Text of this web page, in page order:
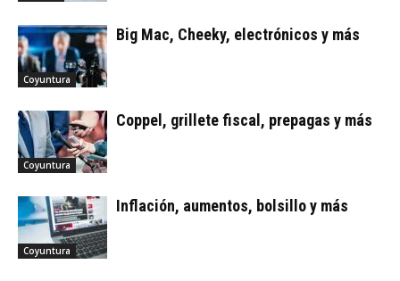
Coyuntura
Big Mac, Cheeky, electrónicos y más
Coyuntura
Coppel, grillete fiscal, prepagas y más
Coyuntura
Inflación, aumentos, bolsillo y más